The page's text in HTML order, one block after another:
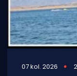
07 kol. 2026